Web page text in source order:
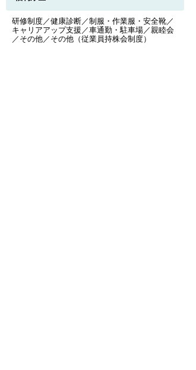
研修制度／健康診断／制服・作業服・安全靴／
キャリアアップ支援／車通勤・駐車場／親睦会
／その他／その他（従業員持株会制度）